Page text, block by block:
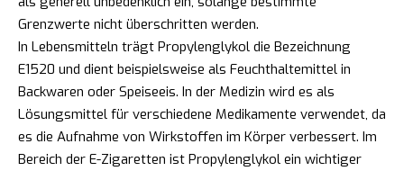
Grenzwerte nicht überschritten werden.
In Lebensmitteln trägt Propylenglykol die Bezeichnung
E1520 und dient beispielsweise als Feuchthaltemittel in
Backwaren oder Speiseeis. In der Medizin wird es als
Lösungsmittel für verschiedene Medikamente verwendet, da
es die Aufnahme von Wirkstoffen im Körper verbessert. Im
Bereich der E-Zigaretten ist Propylenglykol ein wichtiger